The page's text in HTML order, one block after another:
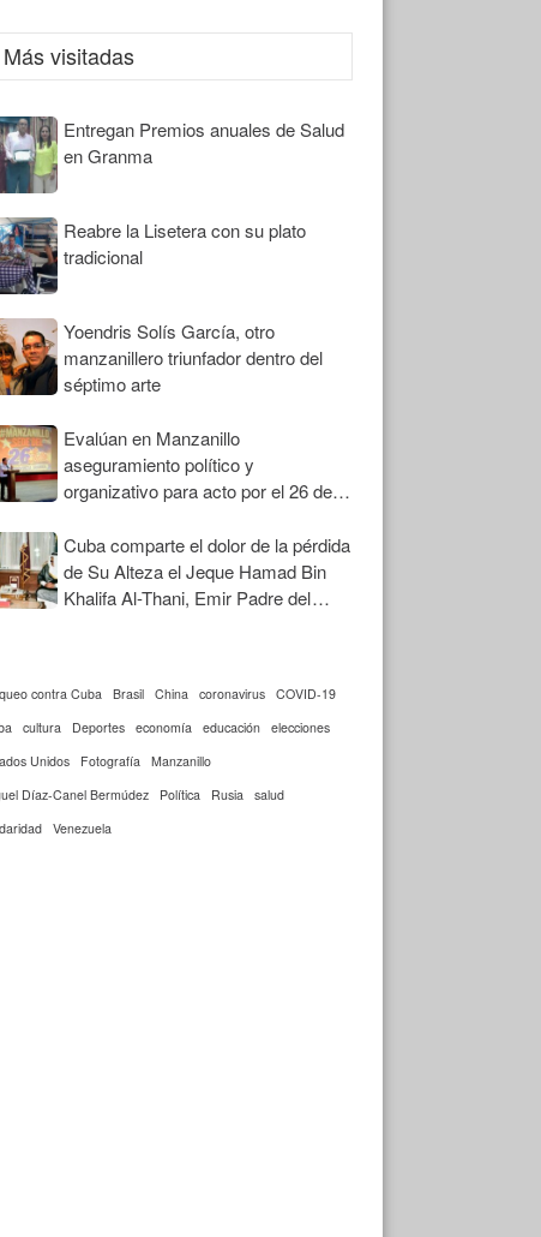
Más visitadas
Entregan Premios anuales de Salud
en Granma
Reabre la Lisetera con su plato
tradicional
Yoendris Solís García, otro
manzanillero triunfador dentro del
séptimo arte
Evalúan en Manzanillo
aseguramiento político y
organizativo para acto por el 26 de
Cuba comparte el dolor de la pérdida
de Su Alteza el Jeque Hamad Bin
Khalifa Al-Thani, Emir Padre del
contra Cuba Brasil China coronavirus COVID-19
cultura Deportes economía educación elecciones
Unidos
Fotografía
Manzanillo
Díaz-Canel Bermúdez
Política Rusia
salud
Venezuela